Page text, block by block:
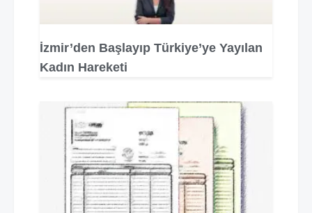
İzmir’den Başlayıp Türkiye’ye Yayılan
Kadın Hareketi